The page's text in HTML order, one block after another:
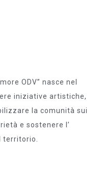
ODV” nasce nel
iniziative artistiche,
la comunità sui
e sostenere l’
territorio.